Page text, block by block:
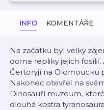
INFO KOMENTÁŘE
Na začátku byl velký
doma repliky jejich fosílií.
Čertoryjí na Olomoucku
Nakonec otevřel na
Dinosauří muzeum,
dlouhá kostra